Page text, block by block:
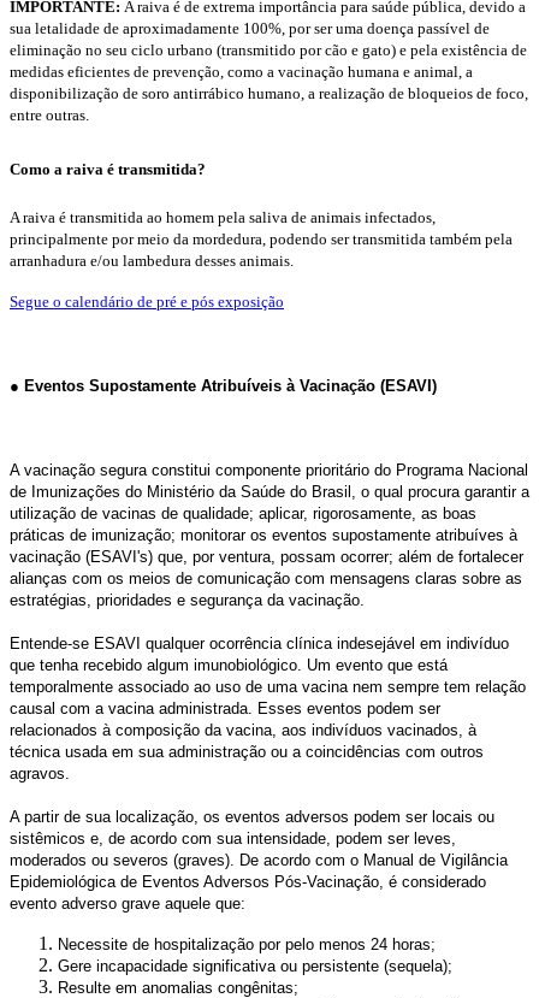
IMPORTANTE: A raiva é de extrema importância para saúde pública, devido a
sua letalidade de aproximadamente 100%, por ser uma doença passível de
eliminação no seu ciclo urbano (transmitido por cão e gato) e pela existência de
medidas eficientes de prevenção, como a vacinação humana e animal, a
disponibilização de soro antirrábico humano, a realização de bloqueios de foco,
entre outras.
Como a raiva é transmitida?
A raiva é transmitida ao homem pela saliva de animais infectados,
principalmente por meio da mordedura, podendo ser transmitida também pela
arranhadura e/ou lambedura desses animais.
Segue o calendário de pré e pós exposição
● Eventos Supostamente Atribuíveis à Vacinação (ESAVI)
A vacinação segura constitui componente prioritário do Programa Nacional
de Imunizações do Ministério da Saúde do Brasil, o qual procura garantir a
utilização de vacinas de qualidade; aplicar, rigorosamente, as boas
práticas de imunização; monitorar os eventos supostamente atribuíves à
vacinação (ESAVI's) que, por ventura, possam ocorrer; além de fortalecer
alianças com os meios de comunicação com mensagens claras sobre as
estratégias, prioridades e segurança da vacinação.
Entende-se ESAVI qualquer ocorrência clínica indesejável em indivíduo
que tenha recebido algum imunobiológico. Um evento que está
temporalmente associado ao uso de uma vacina nem sempre tem relação
causal com a vacina administrada. Esses eventos podem ser
relacionados à composição da vacina, aos indivíduos vacinados, à
técnica usada em sua administração ou a coincidências com outros
agravos.
A partir de sua localização, os eventos adversos podem ser locais ou
sistêmicos e, de acordo com sua intensidade, podem ser leves,
moderados ou severos (graves). De acordo com o Manual de Vigilância
Epidemiológica de Eventos Adversos Pós-Vacinação, é considerado
evento adverso grave aquele que:
Necessite de hospitalização por pelo menos 24 horas;
Gere incapacidade significativa ou persistente (sequela);
Resulte em anomalias congênitas;